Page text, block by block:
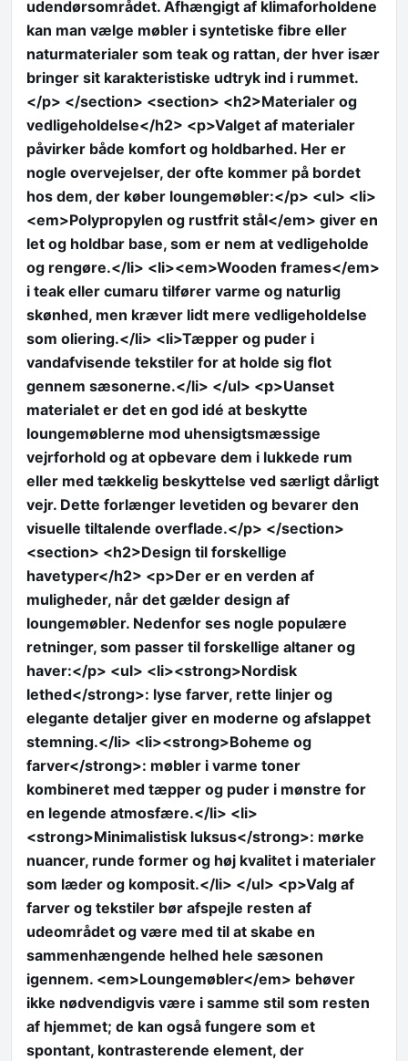
udendørsområdet. Afhængigt af klimaforholdene
kan man vælge møbler i syntetiske fibre eller
naturmaterialer som teak og rattan, der hver især
bringer sit karakteristiske udtryk ind i rummet.
</p> </section> <section> <h2>Materialer og
vedligeholdelse</h2> <p>Valget af materialer
påvirker både komfort og holdbarhed. Her er
nogle overvejelser, der ofte kommer på bordet
hos dem, der køber loungemøbler:</p> <ul> <li>
<em>Polypropylen og rustfrit stål</em> giver en
let og holdbar base, som er nem at vedligeholde
og rengøre.</li> <li><em>Wooden frames</em>
i teak eller cumaru tilfører varme og naturlig
skønhed, men kræver lidt mere vedligeholdelse
som oliering.</li> <li>Tæpper og puder i
vandafvisende tekstiler for at holde sig flot
gennem sæsonerne.</li> </ul> <p>Uanset
materialet er det en god idé at beskytte
loungemøblerne mod uhensigtsmæssige
vejrforhold og at opbevare dem i lukkede rum
eller med tækkelig beskyttelse ved særligt dårligt
vejr. Dette forlænger levetiden og bevarer den
visuelle tiltalende overflade.</p> </section>
<section> <h2>Design til forskellige
havetyper</h2> <p>Der er en verden af
muligheder, når det gælder design af
loungemøbler. Nedenfor ses nogle populære
retninger, som passer til forskellige altaner og
haver:</p> <ul> <li><strong>Nordisk
lethed</strong>: lyse farver, rette linjer og
elegante detaljer giver en moderne og afslappet
stemning.</li> <li><strong>Boheme og
farver</strong>: møbler i varme toner
kombineret med tæpper og puder i mønstre for
en legende atmosfære.</li> <li>
<strong>Minimalistisk luksus</strong>: mørke
nuancer, runde former og høj kvalitet i materialer
som læder og komposit.</li> </ul> <p>Valg af
farver og tekstiler bør afspejle resten af
udeområdet og være med til at skabe en
sammenhængende helhed hele sæsonen
igennem. <em>Loungemøbler</em> behøver
ikke nødvendigvis være i samme stil som resten
af hjemmet; de kan også fungere som et
spontant, kontrasterende element, der